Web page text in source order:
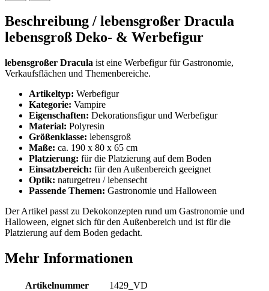
Beschreibung / lebensgroßer Dracula
lebensgroß Deko- & Werbefigur
lebensgroßer Dracula ist eine Werbefigur für Gastronomie,
Verkaufsflächen und Themenbereiche.
Artikeltyp: Werbefigur
Kategorie: Vampire
Eigenschaften: Dekorationsfigur und Werbefigur
Material: Polyresin
Größenklasse: lebensgroß
Maße: ca. 190 x 80 x 65 cm
Platzierung: für die Platzierung auf dem Boden
Einsatzbereich: für den Außenbereich geeignet
Optik: naturgetreu / lebensecht
Passende Themen: Gastronomie und Halloween
Der Artikel passt zu Dekokonzepten rund um Gastronomie und
Halloween, eignet sich für den Außenbereich und ist für die
Platzierung auf dem Boden gedacht.
Mehr Informationen
Artikelnummer
1429_VD